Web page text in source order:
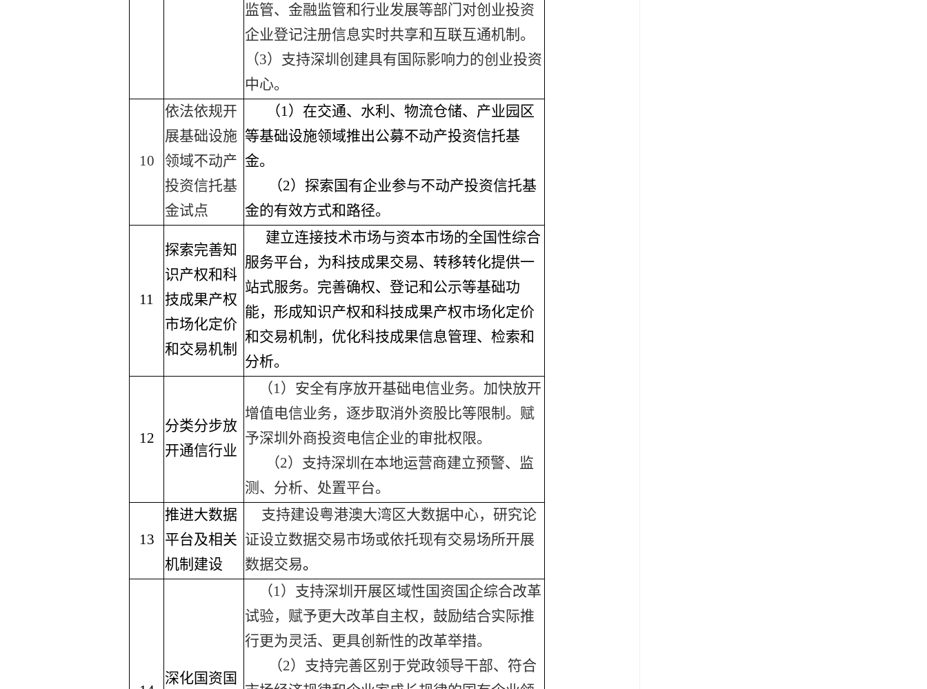
监管、金融监管和行业发展等部门对创业投资
企业登记注册信息实时共享和互联互通机制。
（3）支持深圳创建具有国际影响力的创业投资
中心。
10
依法依规开
展基础设施
领域不动产
投资信托基
金试点
（1）在交通、水利、物流仓储、产业园区
等基础设施领域推出公募不动产投资信托基
金。
（2）探索国有企业参与不动产投资信托基
金的有效方式和路径。
11
探索完善知
识产权和科
技成果产权
市场化定价
和交易机制
建立连接技术市场与资本市场的全国性综合
服务平台，为科技成果交易、转移转化提供一
站式服务。完善确权、登记和公示等基础功
能，形成知识产权和科技成果产权市场化定价
和交易机制，优化科技成果信息管理、检索和
分析。
12
分类分步放
开通信行业
（1）安全有序放开基础电信业务。加快放开
增值电信业务，逐步取消外资股比等限制。赋
予深圳外商投资电信企业的审批权限。
（2）支持深圳在本地运营商建立预警、监
测、分析、处置平台。
13
推进大数据
平台及相关
机制建设
支持建设粤港澳大湾区大数据中心，研究论
证设立数据交易市场或依托现有交易场所开展
数据交易。
深化国资国
（1）支持深圳开展区域性国资国企综合改革
试验，赋予更大改革自主权，鼓励结合实际推
行更为灵活、更具创新性的改革举措。
（2）支持完善区别于党政领导干部、符合